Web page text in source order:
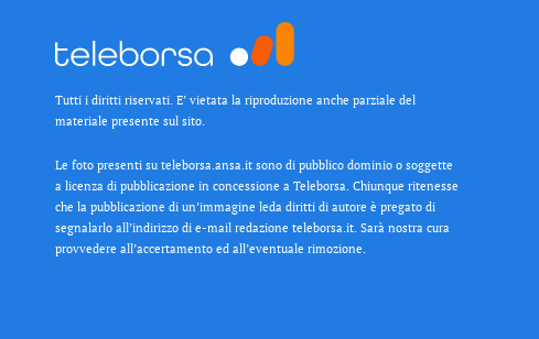
Tutti i diritti riservati. E’ vietata la riproduzione anche parziale del
materiale presente sul sito.
Le foto presenti su teleborsa.ansa.it sono di pubblico dominio o soggette
a licenza di pubblicazione in concessione a Teleborsa. Chiunque ritenesse
che la pubblicazione di un’immagine leda diritti di autore è pregato di
segnalarlo all’indirizzo di e-mail redazione teleborsa.it. Sarà nostra cura
provvedere all’accertamento ed all’eventuale rimozione.